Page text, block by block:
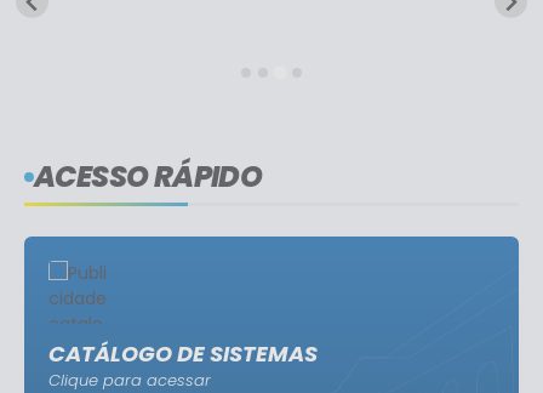
ACESSO RÁPIDO
CATÁLOGO DE SISTEMAS
Clique para acessar